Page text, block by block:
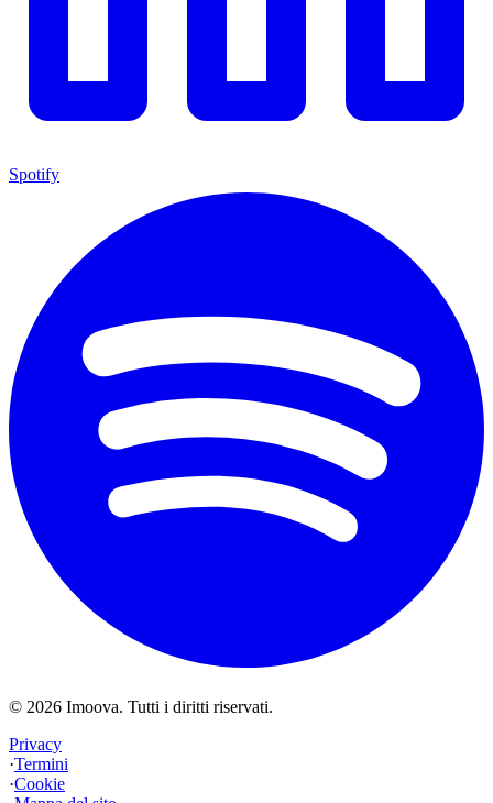
Spotify
© 2026 Imoova. Tutti i diritti riservati.
Privacy
·Termini
·Cookie